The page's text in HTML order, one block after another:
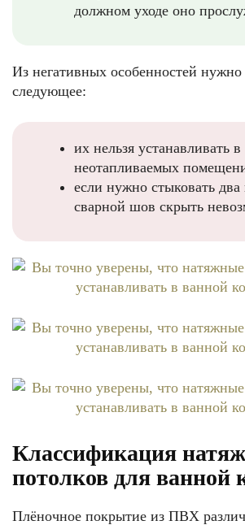
должном уходе оно
Из негативных особенностей
следующее:
их нельзя устанавливать в
неотапливаемых
если нужно стыковать два
сварной шов скрыть
Классификация
потолков для ванной
Плёночное покрытие из ПВХ